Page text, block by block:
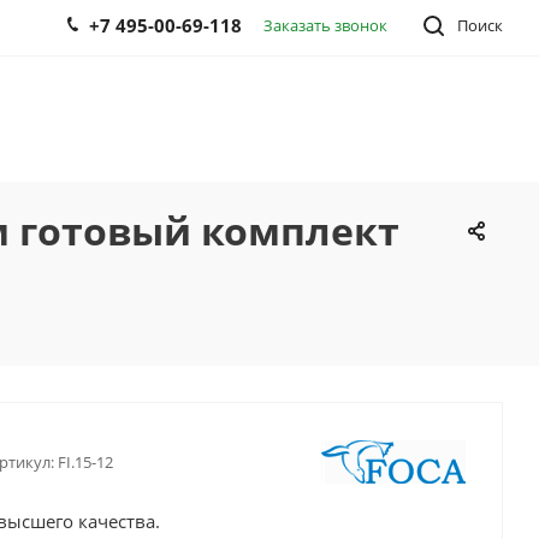
Поиск
+7 495-00-69-118 Заказать звонок
комплект
FI.15-12
качества.